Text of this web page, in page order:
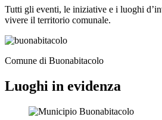
Tutti gli eventi, le iniziative e i luoghi
vivere il territorio comunale.
Comune di Buonabitacolo
Luoghi in evidenza